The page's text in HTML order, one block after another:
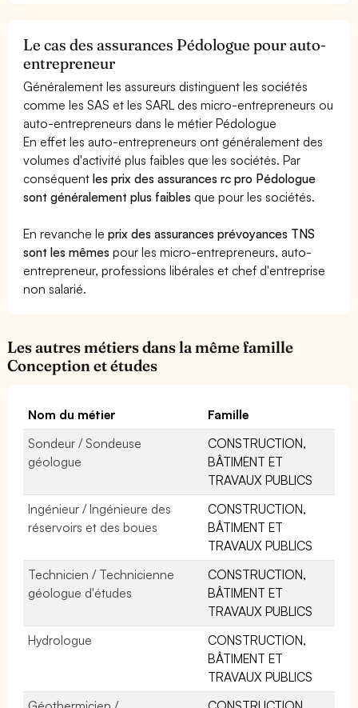
Le cas des assurances Pédologue pour auto-
entrepreneur
Généralement les assureurs distinguent les sociétés
comme les SAS et les SARL des micro-entrepreneurs ou
auto-entrepreneurs dans le métier Pédologue
En effet les auto-entrepreneurs ont généralement des
volumes d'activité plus faibles que les sociétés. Par
conséquentles prix des assurances rc pro Pédologue
sont généralement plus faibles que pour les sociétés.
En revanche leprix des assurances prévoyances TNS
sont les mêmes pour les micro-entrepreneurs, auto-
entrepreneur, professions libérales et chef d'entreprise
non salarié.
Les autres métiers dans la même famille
Conception et études
Nom du métier
Famille
Sondeur / Sondeuse
géologue
CONSTRUCTION,
BÂTIMENT ET
TRAVAUX PUBLICS
Ingénieur / Ingénieure des
réservoirs et des boues
CONSTRUCTION,
BÂTIMENT ET
TRAVAUX PUBLICS
Technicien / Technicienne
géologue d'études
CONSTRUCTION,
BÂTIMENT ET
TRAVAUX PUBLICS
Hydrologue
CONSTRUCTION,
BÂTIMENT ET
TRAVAUX PUBLICS